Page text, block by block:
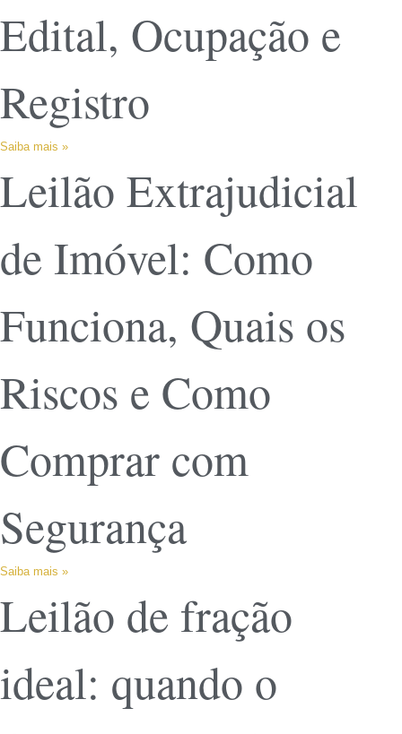
Edital, Ocupação e
Registro
Saiba mais »
Leilão Extrajudicial
de Imóvel: Como
Funciona, Quais os
Riscos e Como
Comprar com
Segurança
Saiba mais »
Leilão de fração
ideal: quando o